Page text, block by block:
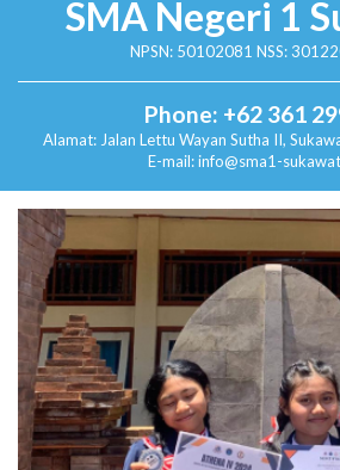
SMA Negeri 1
NPSN: 50102081 NSS:
Phone: +62 361
Alamat: Jalan Lettu Wayan Sutha II,
E-mail: info@sma1-